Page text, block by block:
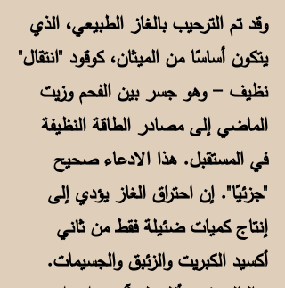
وقد تم الترحيب بالغاز الطبيعي، الذي
يتكون أساسًا من الميثان، كوقود "انتقال"
نظيف - وهو جسر بين الفحم وزيت
الماضي إلى مصادر الطاقة النظيفة
في المستقبل. هذا الادعاء صحيح
"جزئيًا". إن احتراق الغاز يؤدي إلى
إنتاج كميات ضئيلة فقط من ثاني
أكسيد الكبريت والزئبق والجسيمات.